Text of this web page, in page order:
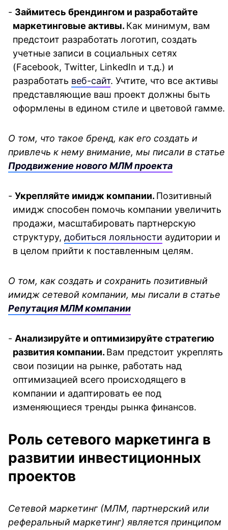
- Займитесь брендингом и разработайте
маркетинговые активы. Как минимум, вам
предстоит разработать логотип, создать
учетные записи в социальных сетях
(Facebook, Twitter, LinkedIn и т.д.) и
разработать веб-сайт. Учтите, что все активы
представляющие ваш проект должны быть
оформлены в едином стиле и цветовой гамме.
О том, что такое бренд, как его создать и
Продвижение нового МЛМ проекта
- Укрепляйте имидж компании. Позитивный
имидж способен помочь компании увеличить
продажи, масштабировать партнерскую
структуру, добиться лояльности аудитории и
в целом прийти к поставленным целям.
О том, как создать и сохранить позитивный
Репутация МЛМ компании
- Анализируйте и оптимизируйте стратегию
развития компании. Вам предстоит укреплять
свои позиции на рынке, работать над
оптимизацией всего происходящего в
компании и адаптировать ее под
изменяющиеся тренды рынка финансов.
Роль сетевого маркетинга в
развитии инвестиционных
проектов
Сетевой маркетинг (МЛМ, партнерский или
реферальный маркетинг) является принципом